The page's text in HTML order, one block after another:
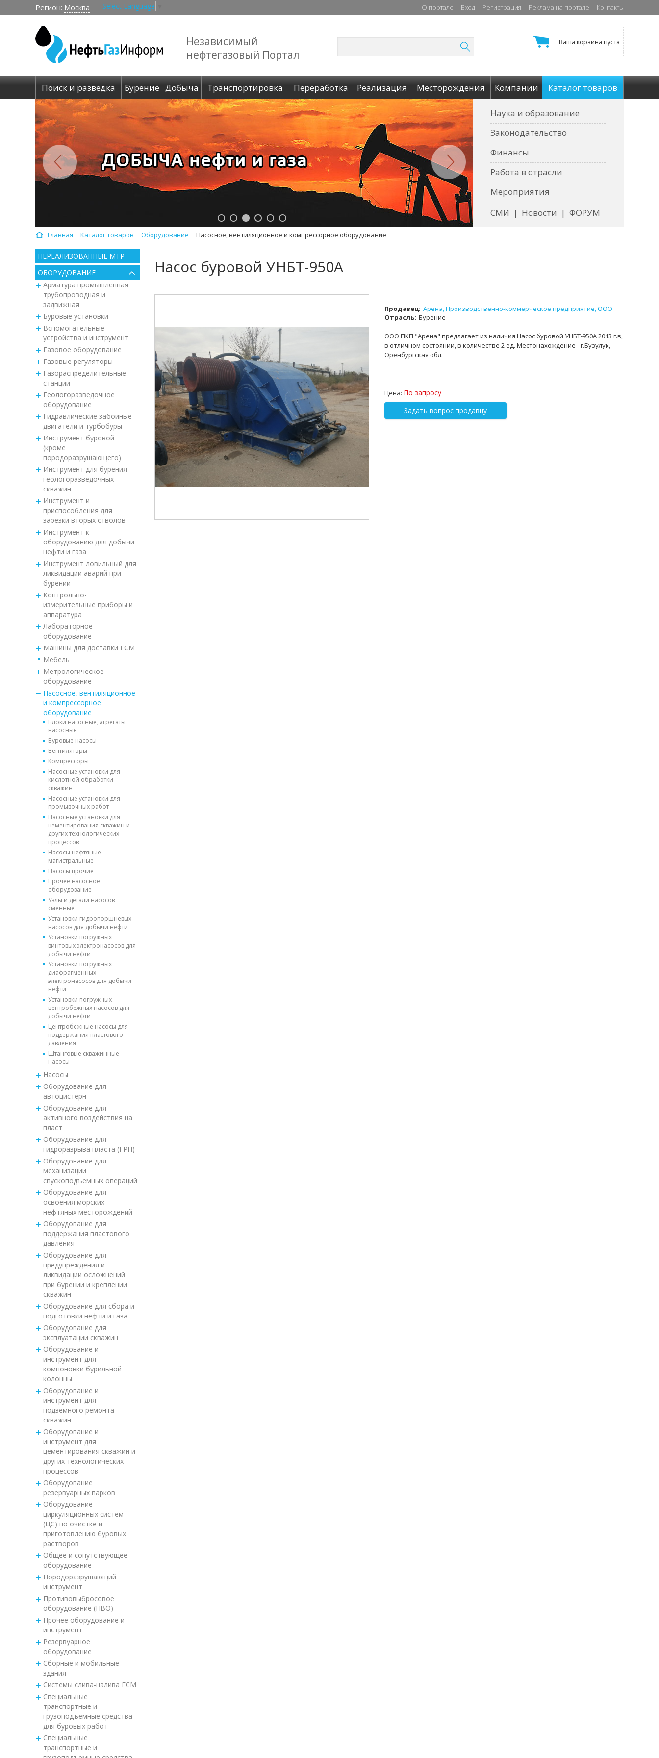
Регион: Москва Select Language О портале | Вход | Регистрация | Реклама на портале | Контакты
Независимый
нефтегазовый Портал
Ваша корзина пуста
Поиск и разведка Бурение Добыча Транспортировка Переработка Реализация Месторождения Компании Каталог товаров
Наука и образование
Законодательство
Финансы
Работа в отрасли
Мероприятия
СМИ | Новости | ФОРУМ
Главная Каталог товаров Оборудование Насосное, вентиляционное и компрессорное оборудование
НЕРЕАЛИЗОВАННЫЕ МТР
ОБОРУДОВАНИЕ
Арматура промышленная
трубопроводная и
задвижная
Буровые установки
Вспомогательные
устройства и инструмент
Газовое оборудование
Газовые регуляторы
Газораспределительные
станции
Геологоразведочное
оборудование
Гидравлические забойные
двигатели и турбобуры
Инструмент буровой
(кроме
породоразрушающего)
Инструмент для бурения
геологоразведочных
скважин
Инструмент и
приспособления для
зарезки вторых стволов
Инструмент к
оборудованию для добычи
нефти и газа
Инструмент ловильный для
ликвидации аварий при
бурении
Контрольно-
измерительные приборы и
аппаратура
Лабораторное
оборудование
Машины для доставки ГСМ
Мебель
Метрологическое
оборудование
Насосное, вентиляционное
и компрессорное
оборудование
Блоки насосные, агрегаты
насосные
Буровые насосы
Вентиляторы
Компрессоры
Насосные установки для
кислотной обработки
скважин
Насосные установки для
промывочных работ
Насосные установки для
цементирования скважин и
других технологических
процессов
Насосы нефтяные
магистральные
Насосы прочие
Прочее насосное
оборудование
Узлы и детали насосов
сменные
Установки гидропоршневых
насосов для добычи нефти
Установки погружных
винтовых электронасосов для
добычи нефти
Установки погружных
диафрагменных
электронасосов для добычи
нефти
Установки погружных
центробежных насосов для
добычи нефти
Центробежные насосы для
поддержания пластового
давления
Штанговые скважинные
насосы
Насосы
Оборудование для
автоцистерн
Оборудование для
активного воздействия на
пласт
Оборудование для
гидроразрыва пласта (ГРП)
Оборудование для
механизации
спускоподъемных операций
Оборудование для
освоения морских
нефтяных месторождений
Оборудование для
поддержания пластового
давления
Оборудование для
предупреждения и
ликвидации осложнений
при бурении и креплении
скважин
Оборудование для сбора и
подготовки нефти и газа
Оборудование для
эксплуатации скважин
Оборудование и
инструмент для
компоновки бурильной
колонны
Оборудование и
инструмент для
подземного ремонта
скважин
Оборудование и
инструмент для
цементирования скважин и
других технологических
процессов
Оборудование
резервуарных парков
Оборудование
циркуляционных систем
(ЦС) по очистке и
приготовлению буровых
растворов
Общее и сопутствующее
оборудование
Породоразрушающий
инструмент
Противовыбросовое
оборудование (ПВО)
Прочее оборудование и
инструмент
Резервуарное
оборудование
Сборные и мобильные
здания
Системы слива-налива ГСМ
Специальные
транспортные и
грузоподъемные средства
для буровых работ
Специальные
транспортные и
Насос буровой УНБТ-950А
Продавец: Арена, Производственно-коммерческое предприятие, ООО
Отрасль: Бурение
ООО ПКП "Арена" предлагает из наличия Насос буровой УНБТ-950А 2013 г.в,
в отличном состоянии, в количестве 2 ед. Местонахождение - г.Бузулук,
Оренбургская обл.
Цена: По запросу
Задать вопрос продавцу